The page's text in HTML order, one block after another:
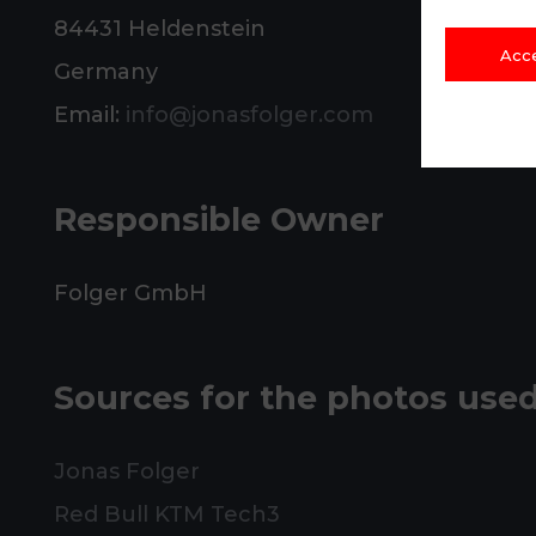
84431 Heldenstein
Germany
Email: info@jonasfolger.com
Responsible Owner
Folger GmbH
Sources for the photos
Jonas Folger
Red Bull KTM Tech3